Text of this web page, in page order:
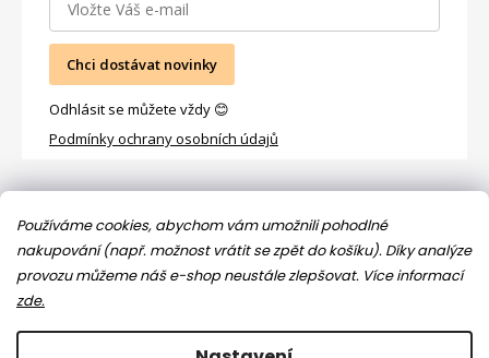
Používáme cookies, abychom vám umožnili pohodlné
nakupování (např. možnost vrátit se zpět do košíku). Díky analýze
provozu můžeme náš e-shop neustále zlepšovat. Více informací
zde.
Chci dostávat novinky
Odhlásit se můžete vždy 😊
Podmínky ochrany osobních údajů
Facebook